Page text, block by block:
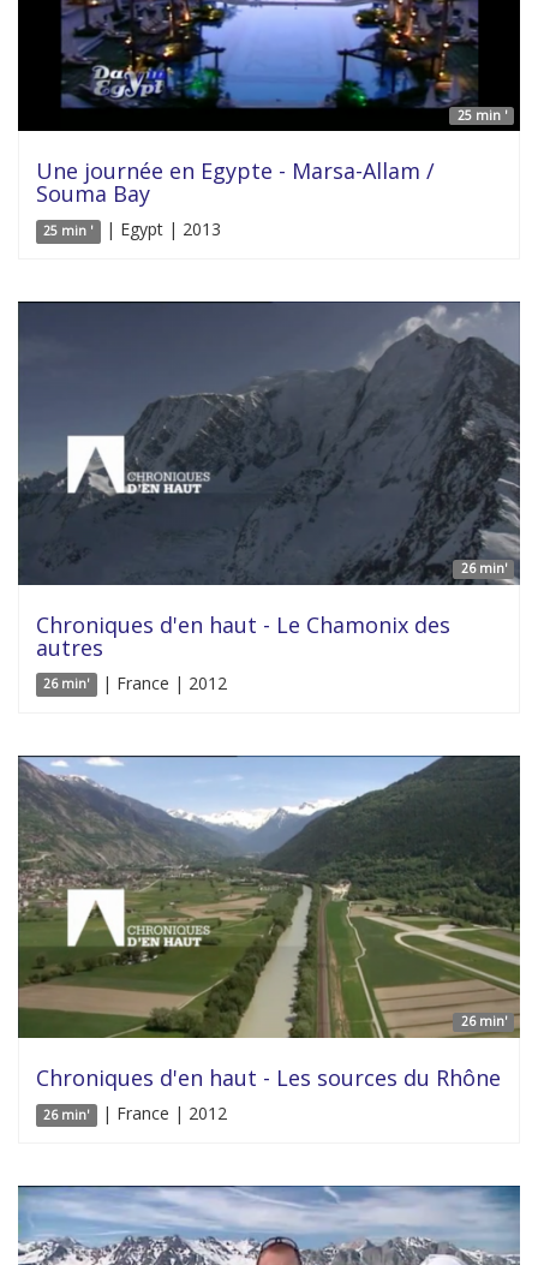
25 min '
Une journée en Egypte - Marsa-Allam /
Souma Bay
25 min ' | Egypt | 2013
26 min'
Chroniques d'en haut - Le Chamonix des
autres
26 min' | France | 2012
26 min'
Chroniques d'en haut - Les sources du Rhône
26 min' | France | 2012